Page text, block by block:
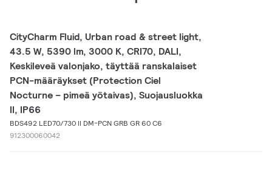
CityCharm Fluid, Urban road & street light,
43.5 W, 5390 lm, 3000 K, CRI70, DALI,
Keskileveä valonjako, täyttää ranskalaiset
PCN-määräykset (Protection Ciel
Nocturne – pimeä yötaivas), Suojausluokka
II, IP66
BDS492 LED70/730 II DM-PCN GRB GR 60 C6
912300060042